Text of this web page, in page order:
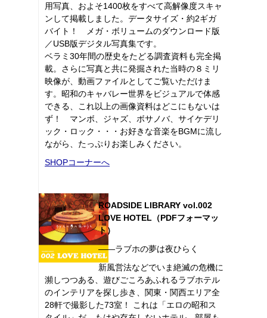
用写真、およそ1400枚をすべて高解像度スキャ
ンして掲載しました。データサイズ・約2ギガ
バイト！ メガ・ボリュームのダウンロード版
／USB版デジタル写真集です。
ベラミ30年間の歴史をたどる調査資料も完全掲
載。さらに写真と共に発掘された当時の８ミリ
映像が、動画ファイルとしてご覧いただけま
す。昭和のキャバレー世界をビジュアルで体感
できる、これ以上の画像資料はどこにもないは
ず！ マンボ、ジャズ、ボサノバ、サイケデリ
ック・ロック・・・お好きな音楽をBGMに流し
ながら、たっぷりお楽しみください。
SHOPコーナーへ
ROADSIDE LIBRARY vol.002
LOVE HOTEL（PDFフォーマッ
ト）
――ラブホの夢は夜ひらく
新風営法などでいま絶滅の危機に
瀕しつつある、遊びごころあふれるラブホテル
のインテリアを探し歩き、関東・関西エリア全
28軒で撮影した73室！ これは「エロの昭和ス